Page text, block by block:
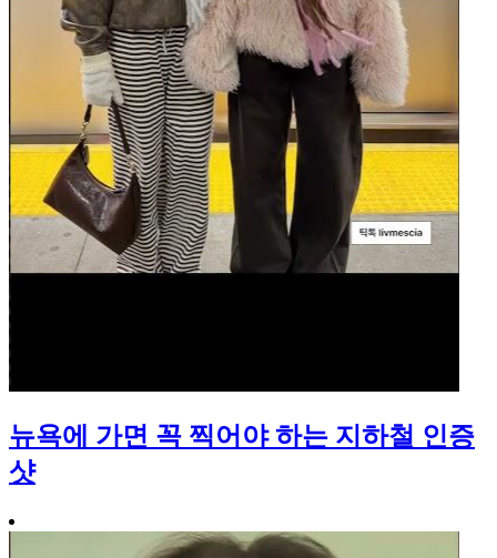
뉴욕에 가면 꼭 찍어야 하는 지하철 인증
샷